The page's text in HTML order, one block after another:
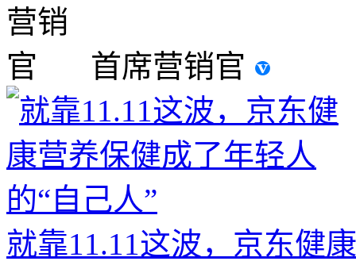
首席营销官
就靠11.11这波，京东健